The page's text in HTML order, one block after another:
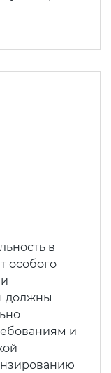
в
особого
должны
и